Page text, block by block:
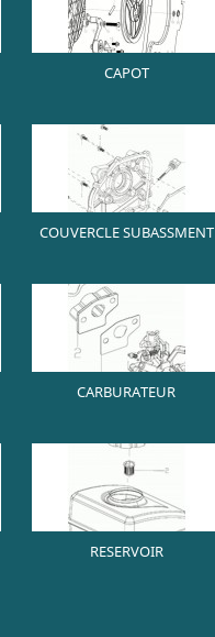
CAPOT
COUVERCLE SUBASSMENT
CARBURATEUR
RESERVOIR